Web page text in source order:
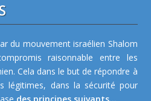
du mouvement israélien Shalom
raisonnable entre les
Cela dans le but de répondre à
légitimes, dans la sécurité pour